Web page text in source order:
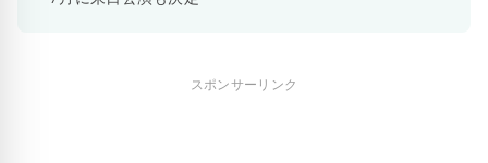
スポンサーリンク